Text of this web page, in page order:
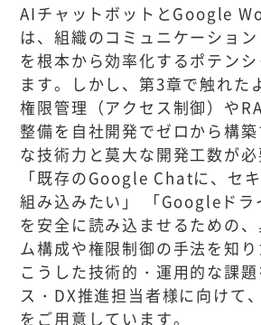
AIチャットボットとGoogle
は、組織のコミュニケーショ
を根本から効率化するポテン
ます。しかし、第3章で触れた
権限管理（アクセス制御）や
整備を自社開発でゼロから構
な技術力と莫大な開発工数が必
「既存のGoogle Chatに、セ
組み込みたい」 「Googleドラ
を安全に読み込ませるための
ム構成や権限制御の手法を知り
こうした技術的・運用的な課
ス・DX推進担当者様に向けて
をご用意しています。